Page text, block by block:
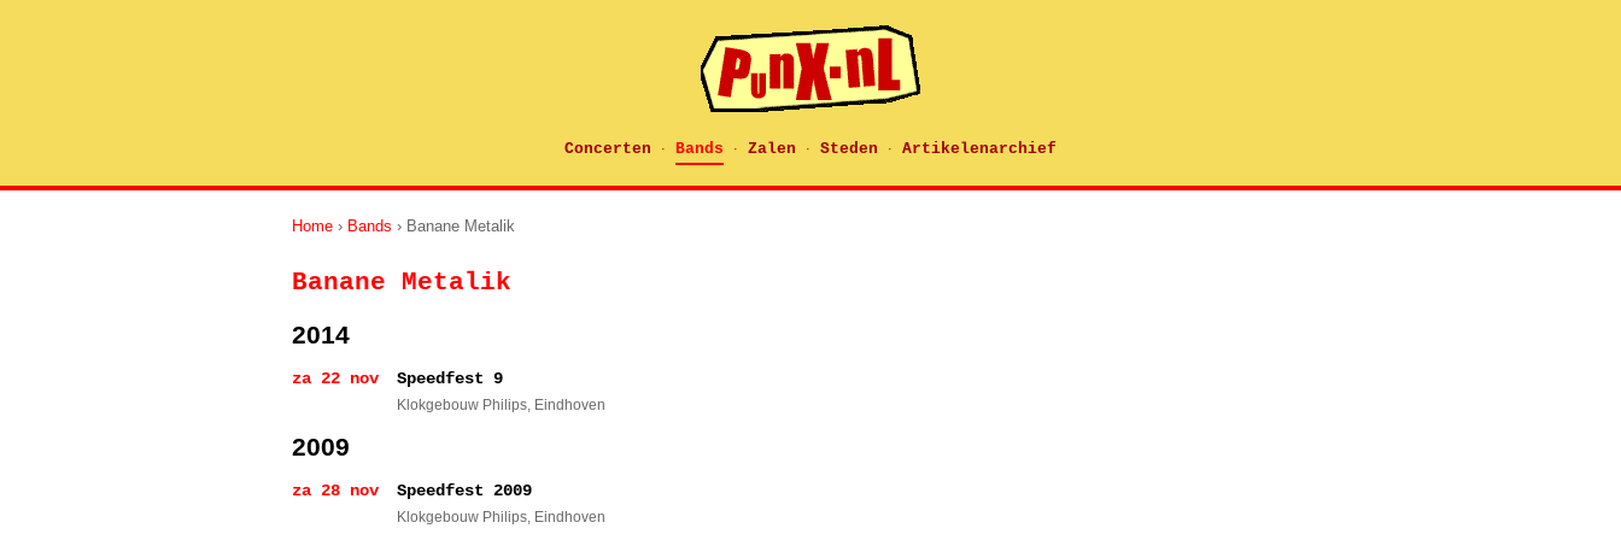
Concerten · Bands · Zalen · Steden · Artikelenarchief
Home › Bands › Banane Metalik
Banane Metalik
2014
za 22 nov Speedfest 9
Klokgebouw Philips, Eindhoven
2009
za 28 nov Speedfest 2009
Klokgebouw Philips, Eindhoven